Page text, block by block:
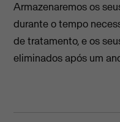
Armazenaremos os
durante o tempo
de tratamento, e os
eliminados após um